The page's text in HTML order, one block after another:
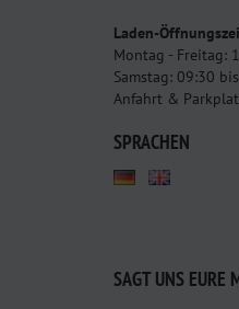
Laden-
Montag - Freitag:
Samstag: 09:30
Anfahrt &
SPRACHEN
SAGT UNS EURE